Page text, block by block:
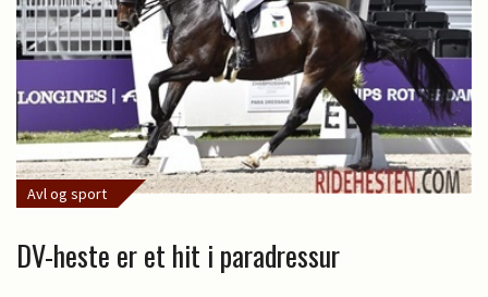
Avl og sport
DV-heste er et hit i paradressur